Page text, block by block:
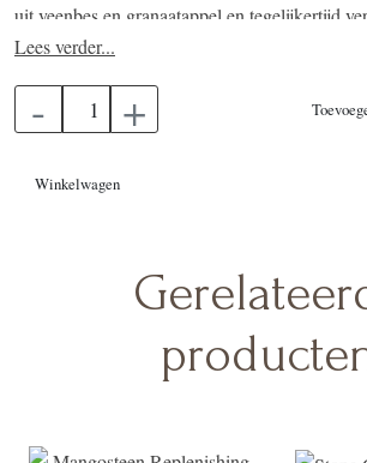
uit veenbes en granaatappel en tegelijkertijd
voor een zacht en stralend effect.
Lees verder...
- +
Winkelwagen